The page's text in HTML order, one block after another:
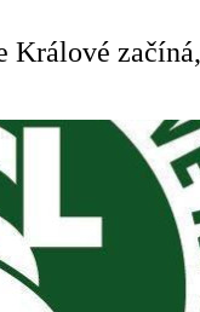
Králové začíná,